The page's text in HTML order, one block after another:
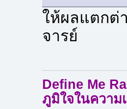
ให้ผลแตกต่
จารย์
Define Me
ภูมิใจในความ